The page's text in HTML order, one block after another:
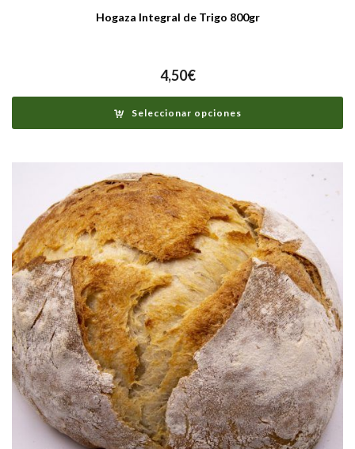
Hogaza Integral de Trigo 800gr
4,50€
Seleccionar opciones